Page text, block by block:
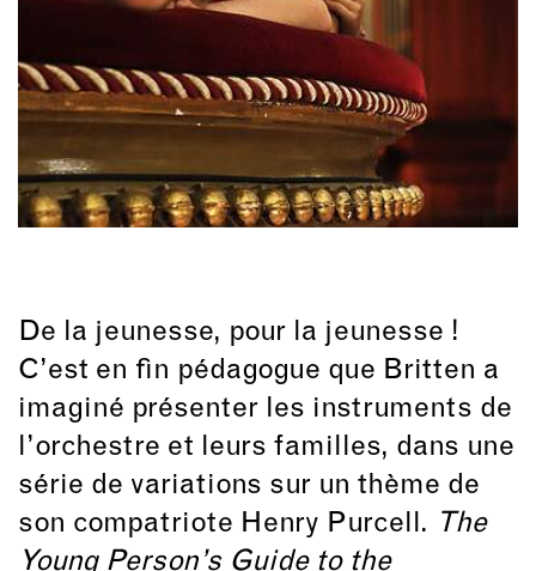
De la jeunesse, pour la jeunesse !
C’est en fin pédagogue que Britten a
imaginé présenter les instruments de
l’orchestre et leurs familles, dans une
série de variations sur un thème de
son compatriote Henry Purcell.
The
Young Person’s Guide to the